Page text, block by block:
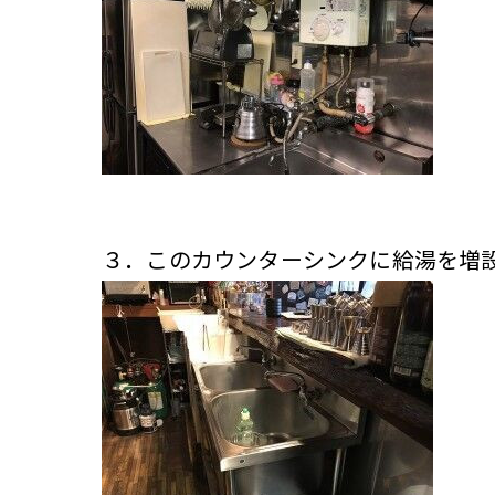
３．このカウンターシンクに給湯を増